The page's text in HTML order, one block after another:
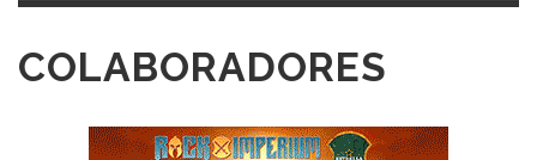
COLABORADORES